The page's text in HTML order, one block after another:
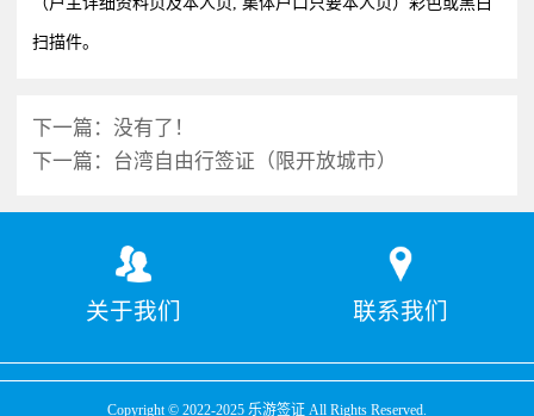
扫描件。
下一篇：没有了！
下一篇： 台湾自由行签证（限开放城市）
关于我们 联系我们
Copyright © 2022-2025 乐游签证 All Rights Reserved.